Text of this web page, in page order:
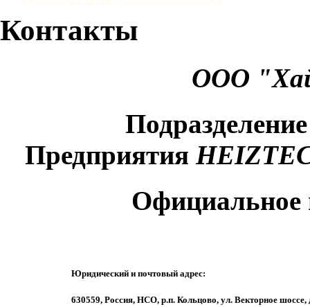
Контакты
ООО
Предприятия
Официальное
Юридический и почтовый адрес:
630559, Россия, НСО, р.п. Кольцово, ул. Векторное шоссе,